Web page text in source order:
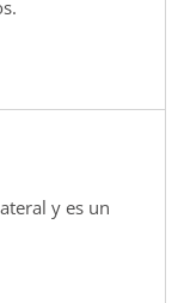
y es un